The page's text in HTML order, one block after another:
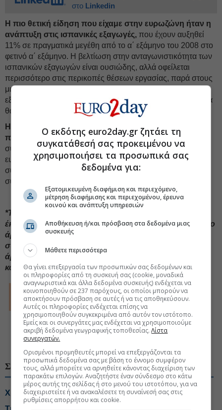
στο Linkedin
Η πιο θετική είδηση που είχαμε στην ευρωζώνη ήταν η
ανάπτυξη στις ισπανικές εξαγωγές, που έχουν αυξηθεί
11% σε πραγματικά μεγέθη από το α΄ εξάμηνο του 2008 στο
φετινό α΄ εξάμηνο. Η βελτίωση στην ανταγωνιστικότητα των
ισπανικών εξαγωγών είναι ουσιώδης, αλλά οφείλεται
περισσότερο στις περικοπές θέσεων εργασίας, παρά στους
μισθούς. Δεν μου είναι σαφές κατά πόσον μια στρατηγική
εξαγωγικής ανάπτυξης του είδους που προωθεί η Γερμανία
θα ήταν βιώσιμη και σταθερή για την Ισπανία.
Η πολιτική και η οικονομική έκρηξη της Ιταλίας, η
πιστωτική αποστράγγιση και η πρόσφατη λιτότητα
συνιστούν τους βασικούς συντελεστές που βαραίνουν την
ευρωζώνη σήμερα. Η ύφεση που ξεκίνησε το 2008
συνεχίζεται, αν ξεπεράσουμε την ανόητη εμμονή με τα δύο
συνεχόμενα τρίμηνα. Και δεν πρόκειται να λήξει σύντομα.
*To Εuro2day.gr ενθαρρύνει τον διάλογο και την
έκφραση απόψεων από τους αναγνώστες. Σχολιάστε το
άρθρο και πείτε την άποψή σας δημόσια για όσα
συμβαίνουν και μας αφορούν όλους. Αν θεωρείτε το
άρθρο σημαντικό, διαδώστε το με τα εργαλεία
κοινωνικής δικτύωσης.
© The Financial Times Limited 2013. All rights reserved.
FT and Financial Times are trademarks of the Financial Times
Ltd.
Not to be redistributed, copied or modified in any way.
Euro2day.gr is solely responsible for providing this translation
and the Financial Times Limited does not accept any liability
for the accuracy or quality of the translation
ΣΧΕΤΙΚΑ ΘΕΜΑΤΑ
Χρηματιστήριο: Διχασμός σε blue chips και τράπεζες
Ο εκδότης euro2day.gr ζητάει τη
συγκατάθεσή σας προκειμένου να
χρησιμοποιήσει τα προσωπικά σας
δεδομένα για:
Εξατομικευμένη διαφήμιση και περιεχόμενο,
μέτρηση διαφήμισης και περιεχομένου, έρευνα
κοινού και ανάπτυξη υπηρεσιών
Αποθήκευση ή/και πρόσβαση στα δεδομένα μιας
συσκευής
Μάθετε περισσότερα
Θα γίνει επεξεργασία των προσωπικών σας δεδομένων και
οι πληροφορίες από τη συσκευή σας (cookie, μοναδικά
αναγνωριστικά και άλλα δεδομένα συσκευής) ενδέχεται να
κοινοποιηθούν σε 237 παρόχους, οι οποίοι μπορούν να
αποκτήσουν πρόσβαση σε αυτές ή να τις αποθηκεύσουν.
Αυτές οι πληροφορίες ενδέχεται επίσης να
χρησιμοποιηθούν συγκεκριμένα από αυτόν τον ιστότοπο.
Εμείς και οι συνεργάτες μας ενδέχεται να χρησιμοποιούμε
ακριβή δεδομένα γεωγραφικής τοποθεσίας.Λίστα
συνεργατών.
Ορισμένοι προμηθευτές μπορεί να επεξεργάζονται τα
προσωπικά δεδομένα σας με βάση το έννομο συμφέρον
τους, αλλά μπορείτε να αρνηθείτε κάνοντας διαχείριση των
παρακάτω επιλογών. Αναζητήστε έναν σύνδεσμο στο κάτω
μέρος αυτής της σελίδας ή στο μενού του ιστοτόπου, για να
διαχειριστείτε ή να ανακαλέσετε τη συναίνεσή σας στις
ρυθμίσεις απορρήτου και cookie.